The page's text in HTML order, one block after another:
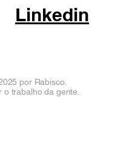
Linkedin
por Rabisco.
trabalho da gente.